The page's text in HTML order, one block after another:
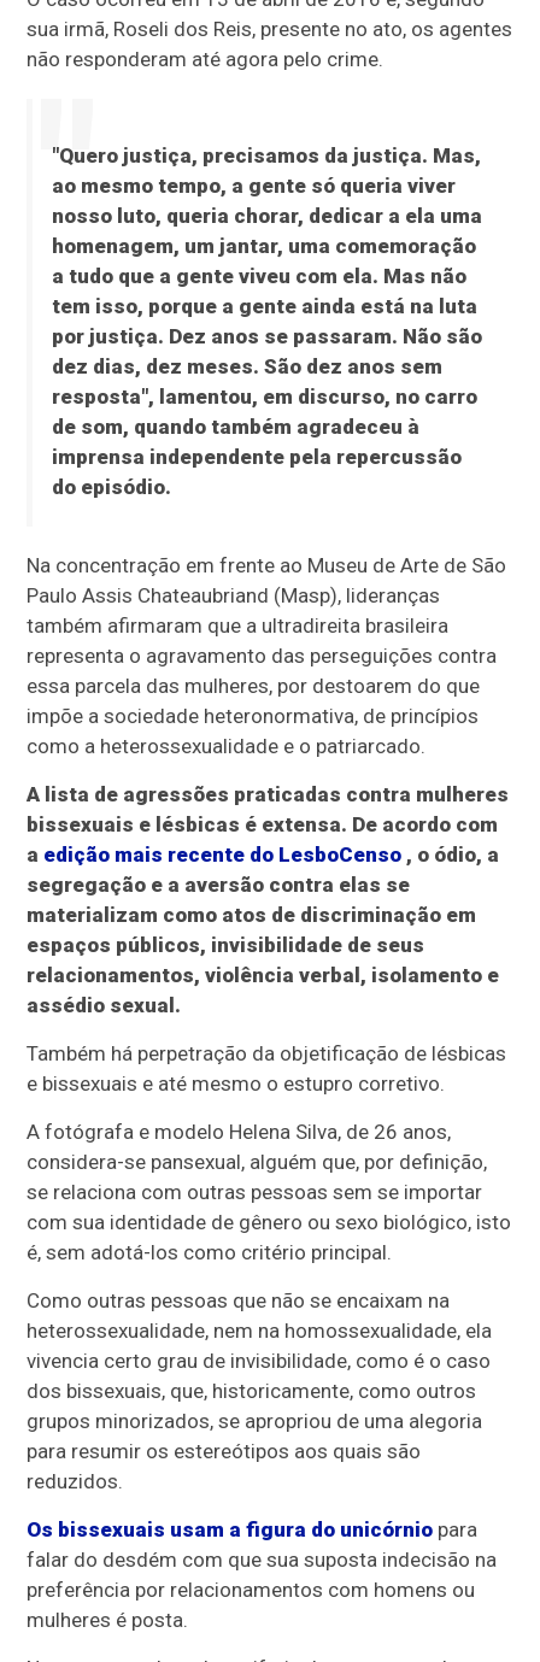
sua irmã, Roseli dos Reis, presente no ato, os agentes
não responderam até agora pelo crime.
"Quero justiça, precisamos da justiça. Mas,
ao mesmo tempo, a gente só queria viver
nosso luto, queria chorar, dedicar a ela uma
homenagem, um jantar, uma comemoração
a tudo que a gente viveu com ela. Mas não
tem isso, porque a gente ainda está na luta
por justiça. Dez anos se passaram. Não são
dez dias, dez meses. São dez anos sem
resposta", lamentou, em discurso, no carro
de som, quando também agradeceu à
imprensa independente pela repercussão
do episódio.
Na concentração em frente ao Museu de Arte de São
Paulo Assis Chateaubriand (Masp), lideranças
também afirmaram que a ultradireita brasileira
representa o agravamento das perseguições contra
essa parcela das mulheres, por destoarem do que
impõe a sociedade heteronormativa, de princípios
como a heterossexualidade e o patriarcado.
A lista de agressões praticadas contra mulheres
bissexuais e lésbicas é extensa. De acordo com
a edição mais recente do LesboCenso , o ódio, a
segregação e a aversão contra elas se
materializam como atos de discriminação em
espaços públicos, invisibilidade de seus
relacionamentos, violência verbal, isolamento e
assédio sexual.
Também há perpetração da objetificação de lésbicas
e bissexuais e até mesmo o estupro corretivo.
A fotógrafa e modelo Helena Silva, de 26 anos,
considera-se pansexual, alguém que, por definição,
se relaciona com outras pessoas sem se importar
com sua identidade de gênero ou sexo biológico, isto
é, sem adotá-los como critério principal.
Como outras pessoas que não se encaixam na
heterossexualidade, nem na homossexualidade, ela
vivencia certo grau de invisibilidade, como é o caso
dos bissexuais, que, historicamente, como outros
grupos minorizados, se apropriou de uma alegoria
para resumir os estereótipos aos quais são
reduzidos.
Os bissexuais usam a figura do unicórnio para
falar do desdém com que sua suposta indecisão na
preferência por relacionamentos com homens ou
mulheres é posta.